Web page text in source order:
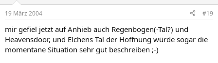
19 März 2004 #19
mir gefiel jetzt auf Anhieb auch Regenbogen(-Tal?) und
Heavensdoor, und Elchens Tal der Hoffnung würde sogar die
momentane Situation sehr gut beschreiben ;-)